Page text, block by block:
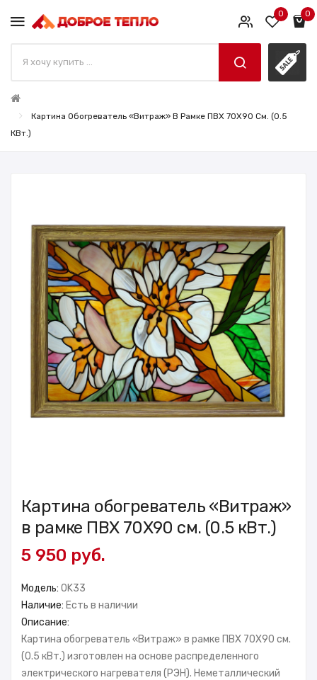
0 0
Картина Обогреватель «Витраж» В Рамке ПВХ 70X90 См. (0.5
КВт.)
Картина обогреватель «Витраж»
в рамке ПВХ 70X90 см. (0.5 кВт.)
5 950 руб.
Модель: OK33
Наличие: Есть в наличии
Описание:
Картина обогреватель «Витраж» в рамке ПВХ 70X90 см.
(0.5 кВт.) изготовлен на основе распределенного
электрического нагревателя (РЭН). Неметаллический